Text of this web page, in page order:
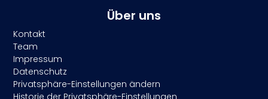
Über uns
Kontakt
Team
Impressum
Datenschutz
Privatsphäre-Einstellungen ändern
Historie der Privatsphäre-Einstellungen